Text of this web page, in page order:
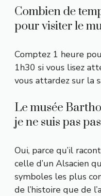
Combien de
pour visiter le
Comptez 1 heure
1h30 si vous lisez
vous attardez sur la
Le musée
je ne suis pas
Oui, parce qu’il
celle d’un Alsacien
symboles les plus
de l’histoire que de